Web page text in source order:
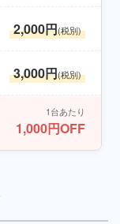
2,000円(税別)
3,000円(税別)
1台あたり
1,000円OFF